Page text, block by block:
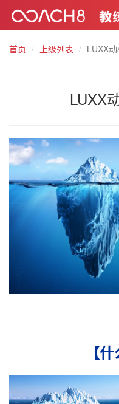
首页
上级列表 LUXX
LUXX
【